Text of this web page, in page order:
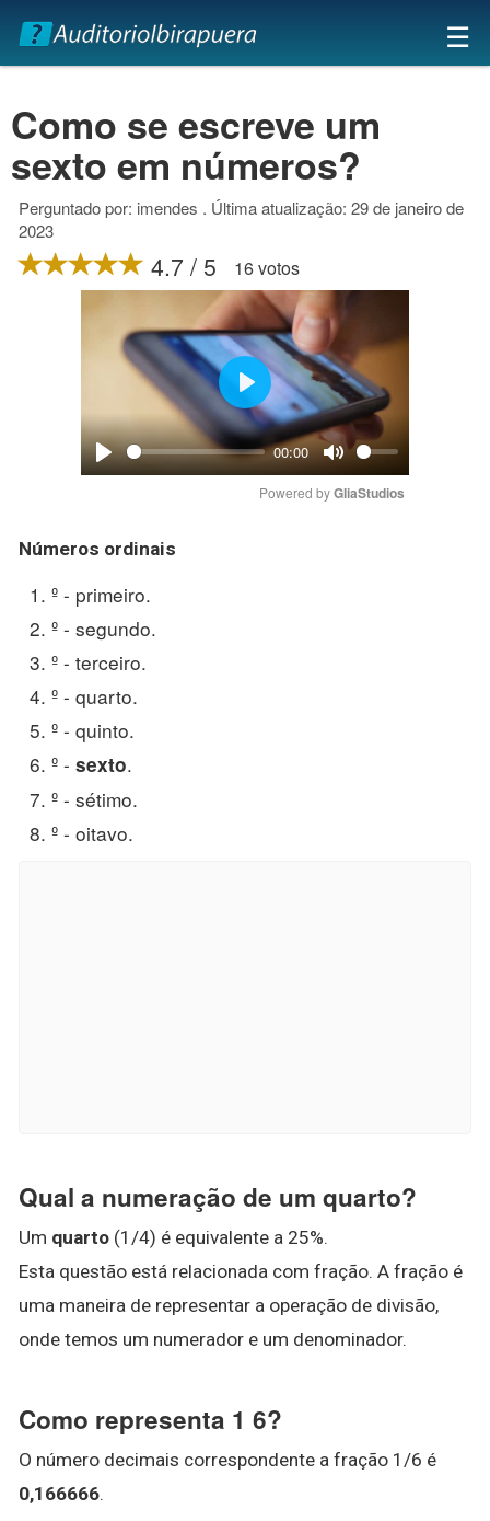
×
☰
Como se escreve um
sexto em números?
Perguntado por: imendes . Última atualização: 29 de janeiro de
2023
4.7 / 5 16 votos
Play
00:00
Mute
Play
Powered by GliaStudios
Números ordinais
º - primeiro.
º - segundo.
º - terceiro.
º - quarto.
º - quinto.
º - sexto.
º - sétimo.
º - oitavo.
Qual a numeração de um quarto?
Um quarto (1/4) é equivalente a 25%.
Esta questão está relacionada com fração. A fração é
uma maneira de representar a operação de divisão,
onde temos um numerador e um denominador.
Como representa 1 6?
O número decimais correspondente a fração 1/6 é
0,166666.